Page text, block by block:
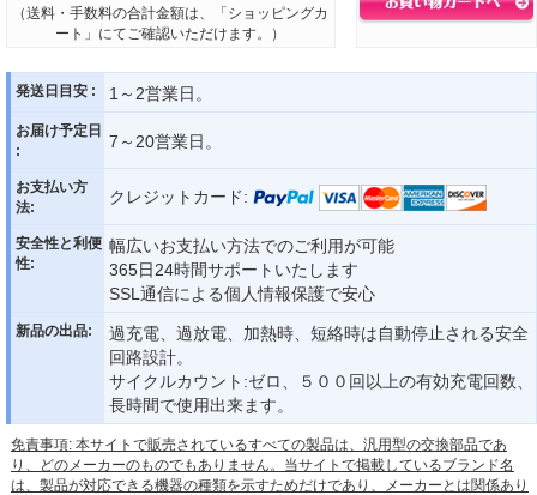
（送料・手数料の合計金額は、「ショッピングカ
ート」にてご確認いただけます。）
発送日目安 : 1～2営業日。
お届け予定日
:
7～20営業日。
お支払い方
法:
クレジットカード:
安全性と利便
性:
幅広いお支払い方法でのご利用が可能
365日24時間サポートいたします
SSL通信による個人情報保護で安心
新品の出品:
過充電、過放電、加熱時、短絡時は自動停止される安全
回路設計。
サイクルカウント:ゼロ、５００回以上の有効充電回数、
長時間で使用出来ます。
免責事項: 本サイトで販売されているすべての製品は、汎用型の交換部品であ
り、どのメーカーのものでもありません。当サイトで掲載しているブランド名
は、製品が対応できる機器の種類を示すためだけであり、メーカーとは関係あり